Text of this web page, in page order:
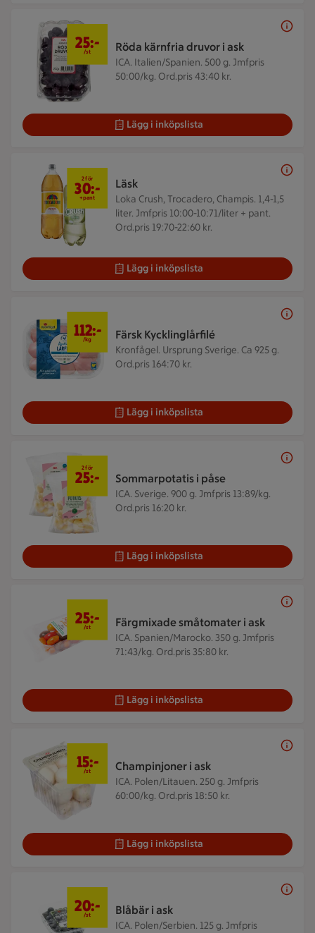
Röda kärnfria druvor i ask
ICA. Italien/Spanien. 500 g. Jmfpris
50:00/kg. Ord.pris 43:40 kr.
25 kr/st
25:-
/st
Lägg i inköpslista
Läsk
Loka Crush, Trocadero, Champis. 1,4-1,5
liter. Jmfpris 10:00-10:71/liter + pant.
Ord.pris 19:70-22:60 kr.
2 för 30 kr
2 för
30:-
+pant
Lägg i inköpslista
Färsk Kycklinglårfilé
Kronfågel. Ursprung Sverige. Ca 925 g.
Ord.pris 164:70 kr.
112:-
/kg
Lägg i inköpslista
Sommarpotatis i påse
ICA. Sverige. 900 g. Jmfpris 13:89/kg.
Ord.pris 16:20 kr.
2 för
25:-
Lägg i inköpslista
Färgmixade småtomater i ask
ICA. Spanien/Marocko. 350 g. Jmfpris
71:43/kg. Ord.pris 35:80 kr.
25:-
/st
Lägg i inköpslista
Champinjoner i ask
ICA. Polen/Litauen. 250 g. Jmfpris
60:00/kg. Ord.pris 18:50 kr.
15:-
/st
Lägg i inköpslista
Blåbär i ask
ICA. Polen/Serbien. 125 g. Jmfpris
20:-
/st